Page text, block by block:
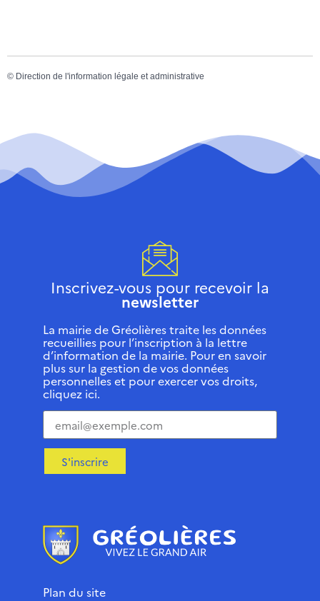
© Direction de l'information légale et administrative
Inscrivez-vous pour recevoir la
newsletter
La mairie de Gréolières traite les données
recueillies pour l’inscription à la lettre
d’information de la mairie. Pour en savoir
plus sur la gestion de vos données
personnelles et pour exercer vos droits,
cliquez ici.
S'inscrire
Plan du site